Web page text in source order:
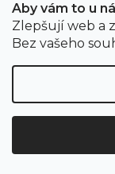
Aby vám to u
Zlepšují web a
Bez vašeho